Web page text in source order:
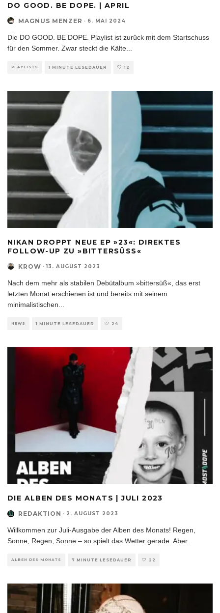
DO GOOD. BE DOPE. | APRIL
MAGNUS MENZER · 6. MAI 2024
Die DO GOOD. BE DOPE. Playlist ist zurück mit dem Startschuss
für den Sommer. Zwar steckt die Kälte
PLAYLISTS 1 MINUTE LESEDAUER 12
NIKAN DROPPT NEUE EP »23«: DIREKTES
FOLLOW-UP ZU »BITTERSÜSS«
KROW · 13. AUGUST 2023
Nach dem mehr als stabilen Debütalbum »bittersüß«, das erst
letzten Monat erschienen ist und bereits mit seinem
minimalistischen
NEWS 1 MINUTE LESEDAUER 24
DIE ALBEN DES MONATS | JULI 2023
REDAKTION · 2. AUGUST 2023
Willkommen zur Juli-Ausgabe der Alben des Monats! Regen,
Sonne, Regen, Sonne – so spielt das Wetter gerade. Aber...
ALBEN DES MONATS 7 MINUTE LESEDAUER 22